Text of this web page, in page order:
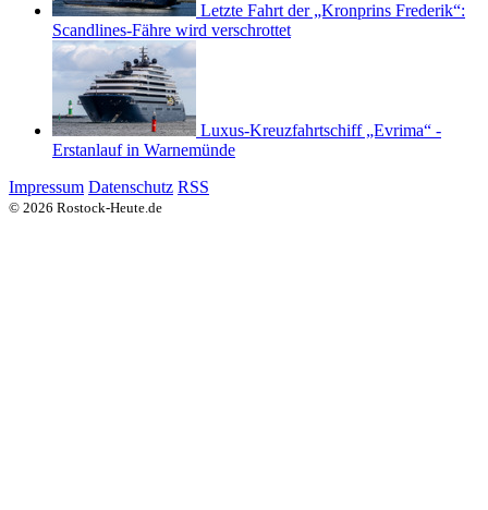
Letzte Fahrt der „Kronprins Frederik“:
Scandlines-Fähre wird verschrottet
Luxus-Kreuzfahrtschiff „Evrima“ -
Erstanlauf in Warnemünde
Impressum Datenschutz RSS
© 2026 Rostock-Heute.de